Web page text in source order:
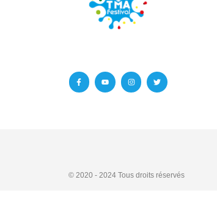
© 2020 - 2024 Tous droits réservés